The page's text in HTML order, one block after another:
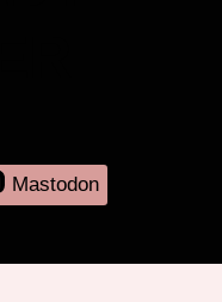
Mastodon